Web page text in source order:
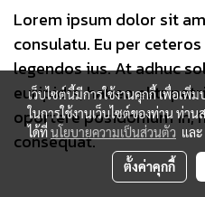
Lorem ipsum dolor sit
consulatu. Eu per ceteros
legendos ius. At adhuc
euripidis, habeo elitr
oportere posidonium in,
consequat.
เว็บไซต์นี้มีการใช้งานคุกกี้ เพื่อเ
ในการใช้งานเว็บไซต์ของท่าน ท่า
ได้ที่นโยบายความเป็นส่วนตัว และ
ตั้งค่าคุกกี้